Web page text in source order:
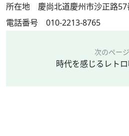
所在地 慶尚北道慶州市沙正路57
電話番号 010-2213-8765
次のページ
時代を感じるレト